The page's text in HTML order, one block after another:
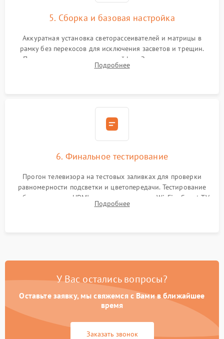
5. Сборка и базовая настройка
Аккуратная установка светорассеивателей и матрицы в
рамку без перекосов для исключения засветов и трещин.
Подключение внутренних шлейфов. Закрытие корпуса.
Сброс настроек и обновление программного обеспечения.
Подробнее
6. Финальное тестирование
Прогон телевизора на тестовых заливках для проверки
равномерности подсветки и цветопередачи. Тестирование
работы разъемов HDMI, динамиков, модуля Wi-Fi и Smart TV
в рабочем режиме в течение нескольких часов.
Подробнее
У Вас остались вопросы?
Оставьте заявку, мы свяжемся с Вами в ближайшее
время
Заказать звонок